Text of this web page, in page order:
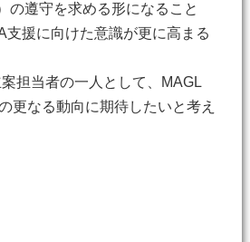
の遵守を求める形になること
支援に向けた意識が更に高まる
担当者の一人として、MAGL
更なる動向に期待したいと考え